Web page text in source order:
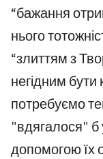
“бажання
нього
“злиттям з
негідним бути
потребуємо
"вдягалося" б
допомогою їх